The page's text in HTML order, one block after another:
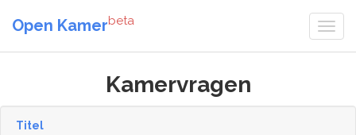
Open Kamerbeta
Kamervragen
Titel